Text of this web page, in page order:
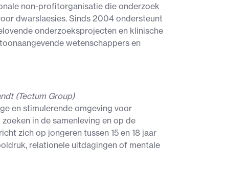
non-profitorganisatie die onderzoek
dwarslaesies. Sinds 2004 ondersteunt
onderzoeksprojecten en klinische
wetenschappers en
(Tectum Group)
en stimulerende omgeving voor
in de samenleving en op de
zich op jongeren tussen 15 en 18 jaar
relationele uitdagingen of mentale